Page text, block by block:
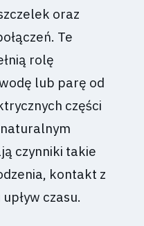
oraz
Te
rolę
lub parę od
części
czynniki takie
kontakt z
czasu.